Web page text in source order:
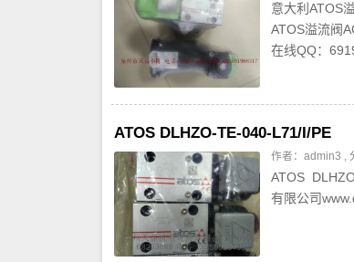
意大利ATOS
ATOS溢流阀
在线QQ：
ATOS DLHZO-TE-040-L71/I/PE
作者：admin3 ,
ATOS
有限公司